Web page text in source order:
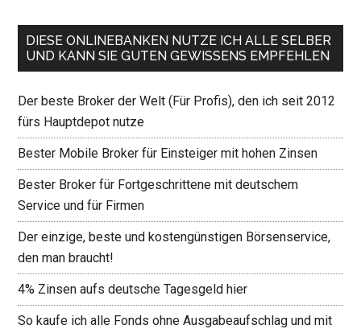
DIESE ONLINEBANKEN NUTZE ICH ALLE SELBER
UND KANN SIE GUTEN GEWISSENS EMPFEHLEN
Der beste Broker der Welt (Für Profis), den ich seit 2012
fürs Hauptdepot nutze
Bester Mobile Broker für Einsteiger mit hohen Zinsen
Bester Broker für Fortgeschrittene mit deutschem
Service und für Firmen
Der einzige, beste und kostengünstigen Börsenservice,
den man braucht!
4% Zinsen aufs deutsche Tagesgeld hier
So kaufe ich alle Fonds ohne Ausgabeaufschlag und mit